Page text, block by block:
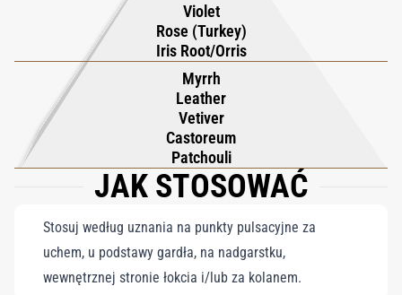
zarazem ciężki; zmysłowy, a zarazem potężny — Imitation Man
emanuje uwodzicielską elegancją klasycznego chypre,
celebrując wyzwalającego ducha Nowego Jorku lat 70.
Violet
Rose (Turkey)
Iris Root/Orris
Myrrh
Leather
Vetiver
Castoreum
Patchouli
JAK STOSOWAĆ
Stosuj według uznania na punkty pulsacyjne za
uchem, u podstawy gardła, na nadgarstku,
wewnętrznej stronie łokcia i/lub za kolanem.